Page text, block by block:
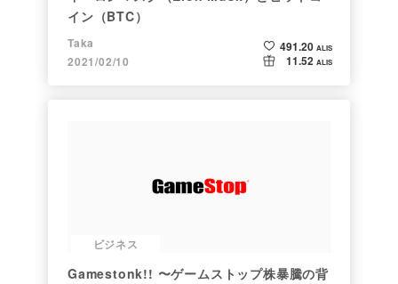
イン（BTC）
Taka
2021/02/10
491.20 ALIS
11.52 ALIS
ビジネス
Gamestonk!! 〜ゲームストップ株暴騰の背